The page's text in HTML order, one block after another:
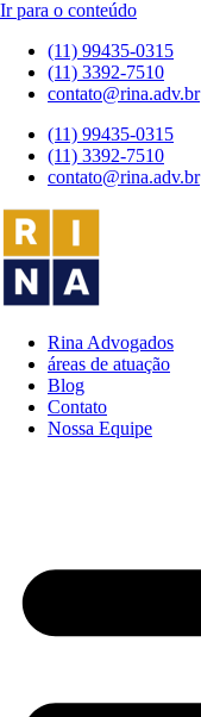
Ir para o conteúdo
(11) 99435-0315
(11) 3392-7510
contato@rina.adv.br
(11) 99435-0315
(11) 3392-7510
contato@rina.adv.br
Rina Advogados
áreas de atuação
Blog
Contato
Nossa Equipe